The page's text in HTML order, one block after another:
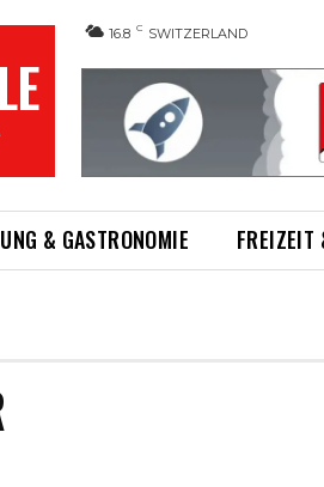
16.8 C SWITZERLAND
& GASTRONOMIE FREIZEIT